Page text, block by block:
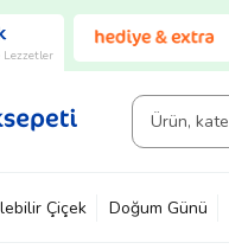
Lezzetler
Çiçek Doğum Günü